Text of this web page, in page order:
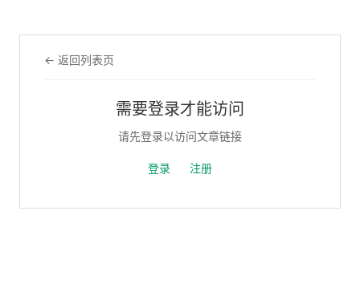
← 返回列表页
需要登录才能访问
请先登录以访问文章链接
登录 注册